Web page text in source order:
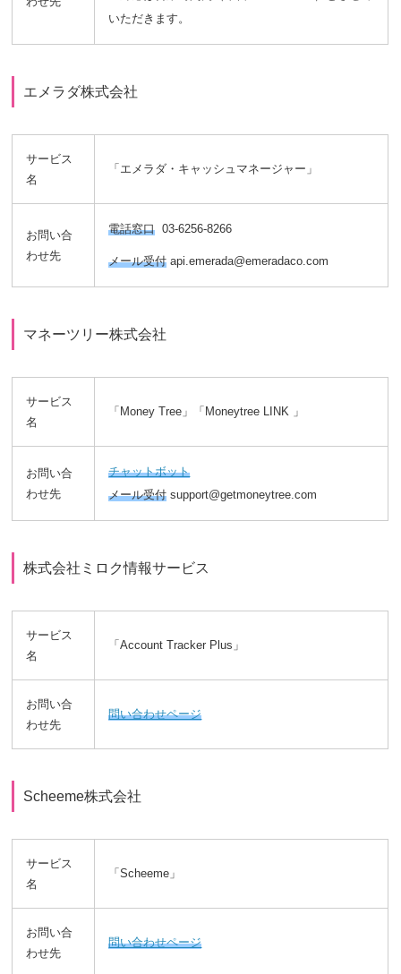
いただきます。
エメラダ株式会社
サービス
名
「エメラダ・キャッシュマネージャー」
お問い合
わせ先
電話窓口 03-6256-8266
メール受付 api.emerada@emeradaco.com
マネーツリー株式会社
サービス
名
「Money Tree」「Moneytree LINK 」
お問い合
わせ先
チャットボット
メール受付 support@getmoneytree.com
株式会社ミロク情報サービス
サービス
名
「Account Tracker Plus」
お問い合
わせ先
問い合わせページ
Scheeme株式会社
サービス
名
「Scheeme」
お問い合
わせ先
問い合わせページ